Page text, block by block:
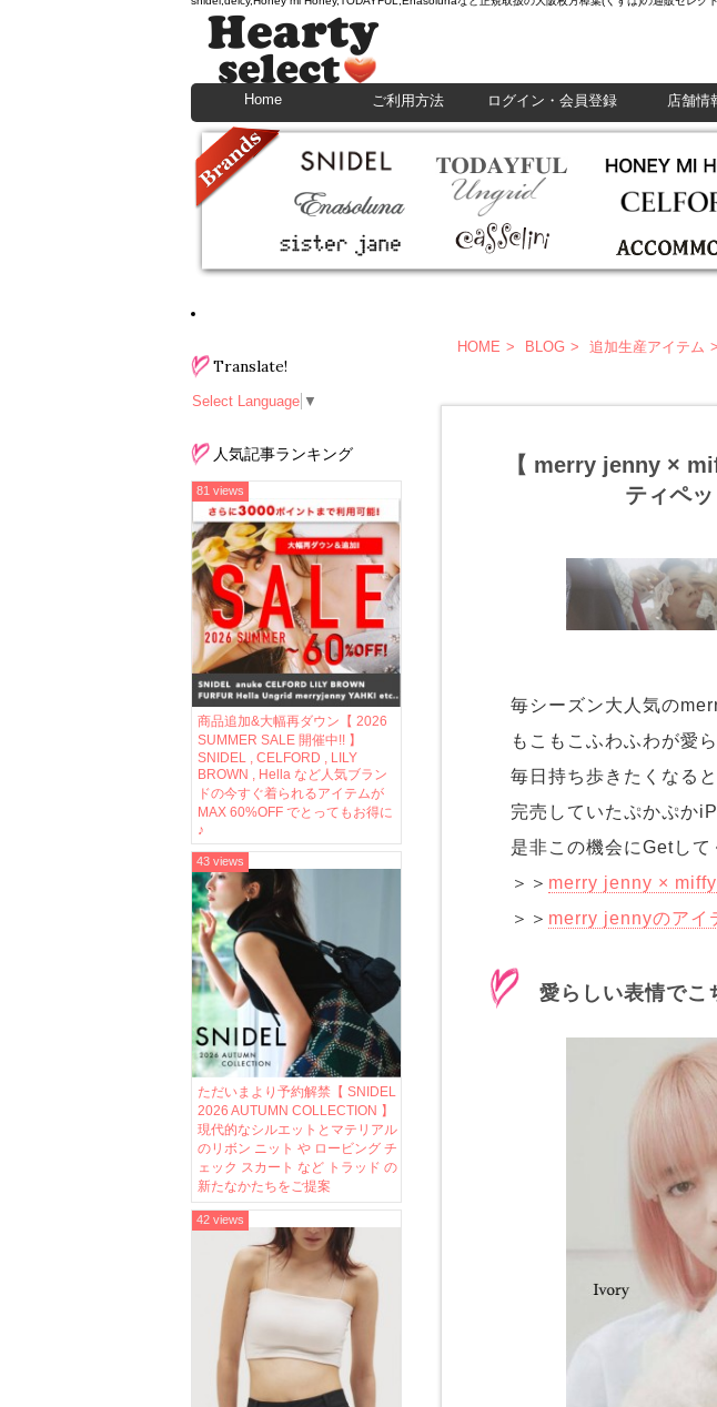
Home ご利用方法 ログイン・会員登録 店舗情
Translate!
Select Language ▼
人気記事ランキング
商品追加&大幅再ダウン【 2026
SUMMER SALE 開催中!! 】
SNIDEL , CELFORD , LILY
BROWN , Hella など人気ブラン
ドの今すぐ着られるアイテムが
MAX 60%OFF でとってもお得に
♪
81 views
ただいまより予約解禁【 SNIDEL
2026 AUTUMN COLLECTION 】
現代的なシルエットとマテリアル
のリボン ニット や ロービング チ
ェック スカート など トラッド の
新たなかたちをご提案
43 views
42 views
HOME BLOG 追加生産アイテム
【 merry jenny ×
ティペ
毎シーズン大人気の
もこもこふわふわが愛
毎日持ち歩きたくなる
完売していたぷかぷか
是非この機会にGetして
＞＞ merry jenny ×
＞＞ merry jennyのアイ
愛らしい表情で